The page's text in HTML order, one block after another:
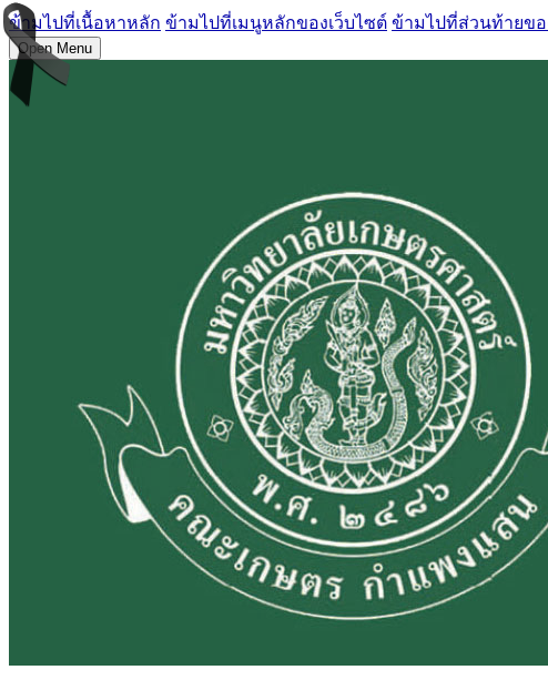
ข้ามไปที่เนื้อหาหลัก ข้ามไปที่เมนูหลักของเว็บไซต์ ข้ามไปที่ส่วนท้ายขอ
Open Menu